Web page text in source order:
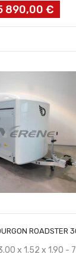
890,00 €
ROADSTER
x 1.52 x 1.90 -